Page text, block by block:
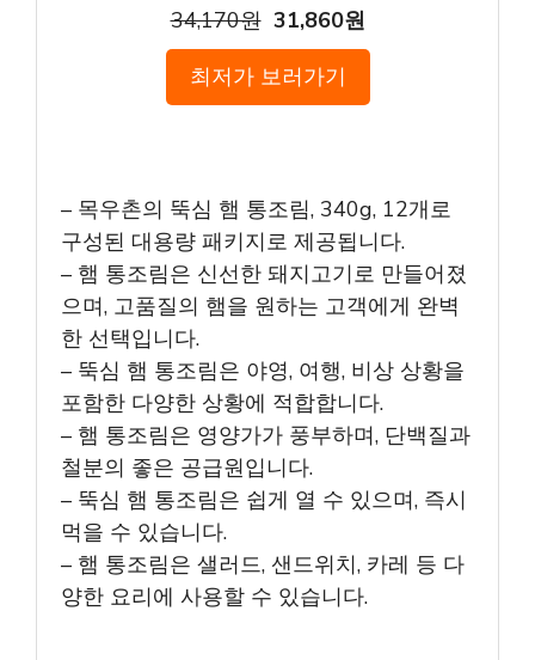
34,170원 31,860원
최저가 보러가기
– 목우촌의 뚝심 햄 통조림, 340g, 12개로
구성된 대용량 패키지로 제공됩니다.
– 햄 통조림은 신선한 돼지고기로 만들어졌
으며, 고품질의 햄을 원하는 고객에게 완벽
한 선택입니다.
– 뚝심 햄 통조림은 야영, 여행, 비상 상황을
포함한 다양한 상황에 적합합니다.
– 햄 통조림은 영양가가 풍부하며, 단백질과
철분의 좋은 공급원입니다.
– 뚝심 햄 통조림은 쉽게 열 수 있으며, 즉시
먹을 수 있습니다.
– 햄 통조림은 샐러드, 샌드위치, 카레 등 다
양한 요리에 사용할 수 있습니다.